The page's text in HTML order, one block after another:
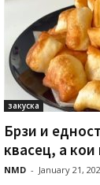
закуска
Брзи и
квасец, а кои
NMD - January 21,